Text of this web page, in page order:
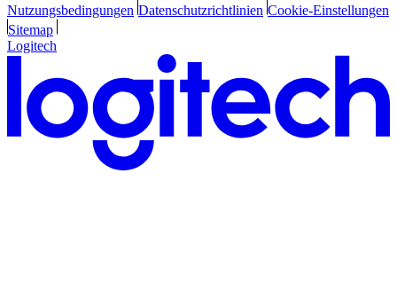
Nutzungsbedingungen Datenschutzrichtlinien Cookie-Einstellungen
Sitemap
Logitech